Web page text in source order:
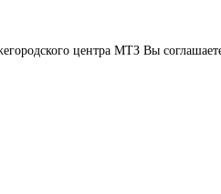
центра МТЗ Вы